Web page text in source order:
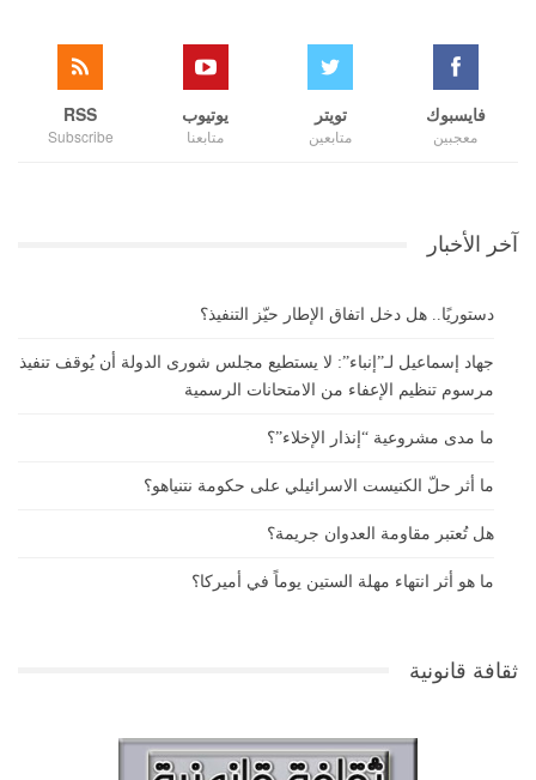
فايسبوك
معجبين
تويتر
متابعين
يوتيوب
متابعنا
RSS
Subscribe
آخر الأخبار
دستوريًا.. هل دخل اتفاق الإطار حيّز التنفيذ؟
جهاد إسماعيل لـ”إنباء”: لا يستطيع مجلس شورى الدولة أن يُوقف تنفيذ
مرسوم تنظيم الإعفاء من الامتحانات الرسمية
ما مدى مشروعية “إنذار الإخلاء”؟
ما أثر حلّ الكنيست الاسرائيلي على حكومة نتنياهو؟
هل تُعتبر مقاومة العدوان جريمة؟
ما هو أثر انتهاء مهلة الستين يوماً في أميركا؟
ثقافة قانونية